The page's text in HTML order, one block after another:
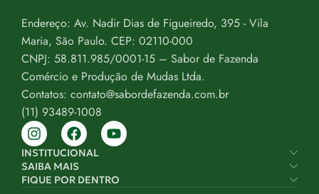
Endereço: Av. Nadir Dias de Figueiredo, 395 - Vila
Maria, São Paulo. CEP: 02110-000
CNPJ: 58.811.985/0001-15 – Sabor de Fazenda
Comércio e Produção de Mudas Ltda.
Contatos: contato@sabordefazenda.com.br
(11) 93489-1008
INSTITUCIONAL
SAIBA MAIS
FIQUE POR DENTRO